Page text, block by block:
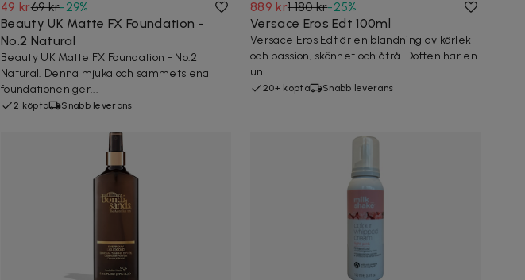
49 kr69 kr-29%
Beauty UK Matte FX Foundation -
No.2 Natural
Beauty UK Matte FX Foundation - No.2
Natural. Denna mjuka och sammetslena
foundationen ger...
2 köpta Snabb leverans
889 kr1 180 kr-25%
Versace Eros Edt 100ml
Versace Eros Edt är en blandning av kärlek
och passion, skönhet och åtrå. Doften har en
un...
20+ köpta Snabb leverans